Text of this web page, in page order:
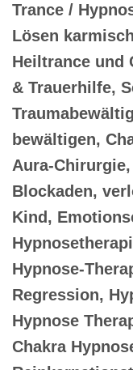
Trance /
Lösen
Heiltrance und
& Trauerhilfe,
bewältigen,
Aura-
Blockaden,
Kind,
Hypnose-
Regression,
Hypnose
Chakra